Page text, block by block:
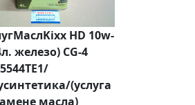
[4]
[66]
[480]
[26]
[1]
HD 10w-
железо) CG-4
(услуга
масла)